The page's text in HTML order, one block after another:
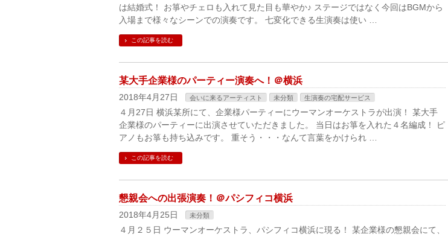
は結婚式！ お箏やチェロも入れて見た目も華やか♪ ステージではなく今回はBGMから
入場まで様々なシーンでの演奏です。 七変化できる生演奏は使い …
この記事を読む
某大手企業様のパーティー演奏へ！＠横浜
2018年4月27日 会いに来るアーティスト 未分類 生演奏の宅配サービス
４月27日 横浜某所にて、企業様パーティーにウーマンオーケストラが出演！ 某大手
企業様のパーティーに出演させていただきました。 当日はお箏を入れた４名編成！ ピ
アノもお箏も持ち込みです。 重そう・・・なんて言葉をかけられ …
この記事を読む
懇親会への出張演奏！＠パシフィコ横浜
2018年4月25日 未分類
４月２５日 ウーマンオーケストラ、パシフィコ横浜に現る！ 某企業様の懇親会にて、